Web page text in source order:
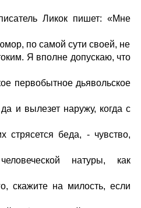
Ликок пишет: «Мне
по самой сути своей, не
Я вполне допускаю, что
первобытное дьявольское
и вылезет наружу, когда с
стрясется беда, - чувство,
натуры, как
скажите на милость, если